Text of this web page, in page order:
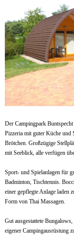
Der Campingpark
Pizzeria mit guter Küche und
Brötchen. Großzügige
mit Seeblick, alle verfügen
Sport- und Spielanlagen für
Badminton, Tischtennis.
einer gepflegte Anlage laden
Form von Thai Massagen.
Gut ausgestattete
eigener Campingausrüstung